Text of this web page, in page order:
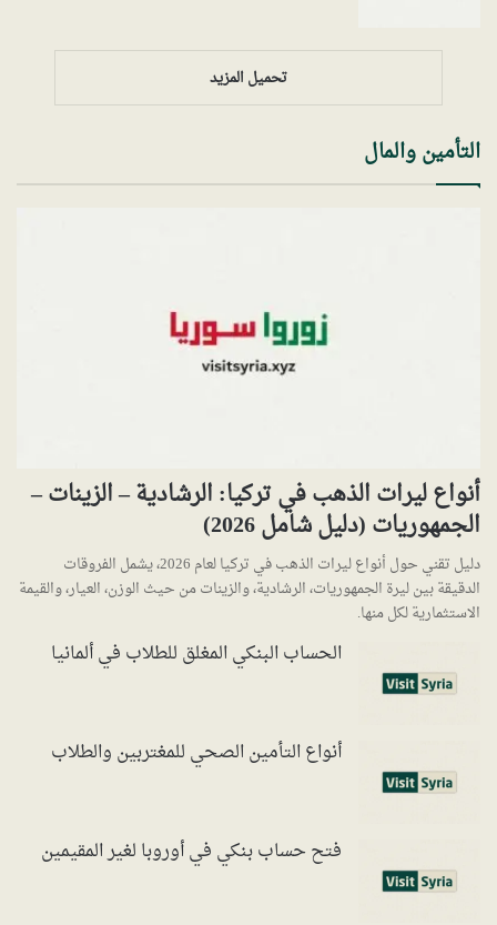
تحميل المزيد
التأمين والمال
أنواع ليرات الذهب في تركيا: الرشادية – الزينات –
الجمهوريات (دليل شامل 2026)
دليل تقني حول أنواع ليرات الذهب في تركيا لعام 2026، يشمل الفروقات
الدقيقة بين ليرة الجمهوريات، الرشادية، والزينات من حيث الوزن، العيار، والقيمة
الاستثمارية لكل منها.
الحساب البنكي المغلق للطلاب في ألمانيا
أنواع التأمين الصحي للمغتربين والطلاب
فتح حساب بنكي في أوروبا لغير المقيمين